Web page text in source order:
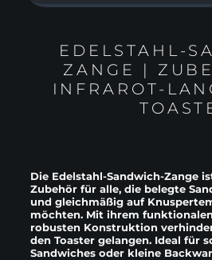
EDELSTAHL-
ZANGE |
INFRAROT-
Die Edelstahl-Sandwich-Zange
Zubehör für alle, die belegte
und gleichmäßig auf
möchten. Mit ihrem
robusten Konstruktion
den Toaster gelangen. Ideal für
Sandwiches oder kleine